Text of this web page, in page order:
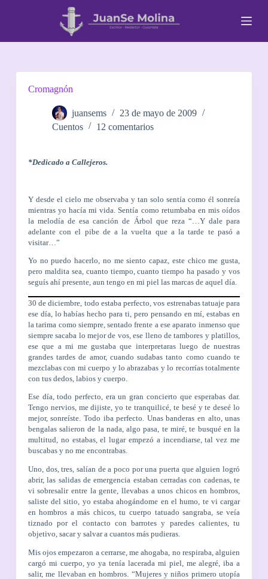
t
Cromagnón
juansems
23 de mayo de 2009
Cuentos
12 comentarios
*Dedicado a Callejeros.
Y desde el cielo me observaba y tan solo sentía como él sonreía
mientras yo hacía mi vida. Sentía como retumbaba en mis oídos
la melodía de esa canción de Árbol que reza “…Y dale para
adelante con el pibe de a la vuelta que a la tarde te pasó a
visitar…”
Yo no puedo hacerlo, no me siento capaz, este chico me gusta,
pero maldita sea, cuanto tiempo, cuanto tiempo ha pasado y vos
seguís ahí presente, aun tengo en mi piel las marcas de aquel día.
30 de diciembre, todo estaba perfecto, vos estrenabas tatuaje para
ese día, lo habías hecho para ti, pero pensando en mí, estabas en
la tarima como siempre, sentado frente a ese aparato inmenso que
siempre sacaba lo mejor de vos, ese lleno de tambores y platillos,
ese que a mi me gustaba que interpretaras luego de nuestras
grandes tardes de amor, cuando sudabas tanto como cuando te
mezclabas con mi cuerpo y lo abrazabas y lo recorrías totalmente
con tus dedos, labios y cuerpo.
Ese día, todo perfecto, era un gran concierto que esperabas dar.
Tengo nervios, me dijiste, yo te tranquilicé, te besé y te deseé lo
mejor, sonreíste. Todo iba perfecto. Unas banderas en alto, unas
bengalas salieron de la nada, algo pasa, te miré, te busqué en la
multitud, no estabas, el lugar empezó a incendiarse, tal vez me
buscabas y no me encontrabas.
Uno, dos, tres, salían de a poco por una puerta que alguien logró
abrir, las salidas de emergencia estaban cerradas con cadenas, te
vi sobresalir entre la gente, llevabas a unos chicos en hombros,
saliste del sitio, yo estaba ahogándome en el humo, te vi cargar
en hombros a más chicos, tu cuerpo tatuado sangraba, se veía
tiznado por el contacto con barrotes y paredes calientes, tu
objetivo, sacar y salvar a cuantos más pudieras.
Mis ojos empezaron a cerrarse, me ahogaba, no respiraba, alguien
cargó mi cuerpo, yo ya tenía lacerada mi piel, me alegré, iba a
salir, me llevaban en hombros. “Mujeres y niños primero utopía